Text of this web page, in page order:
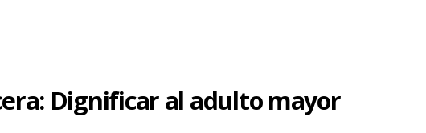
Dignificar al adulto mayor